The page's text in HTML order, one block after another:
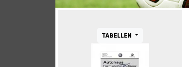
TABELLEN